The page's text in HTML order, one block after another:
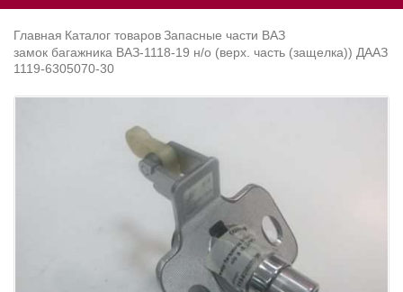
Главная Каталог товаровЗапасные части ВАЗ
замок багажника ВАЗ-1118-19 н/о (верх. часть (защелка)) ДААЗ
1119-6305070-30